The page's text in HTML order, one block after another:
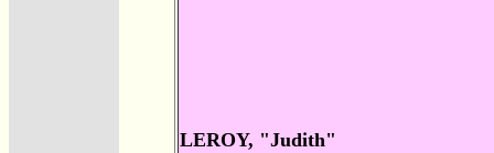
LEROY, "Judith"